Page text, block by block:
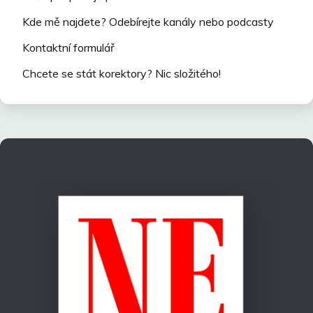
Kde mě najdete? Odebírejte kanály nebo podcasty
Kontaktní formulář
Chcete se stát korektory? Nic složitého!